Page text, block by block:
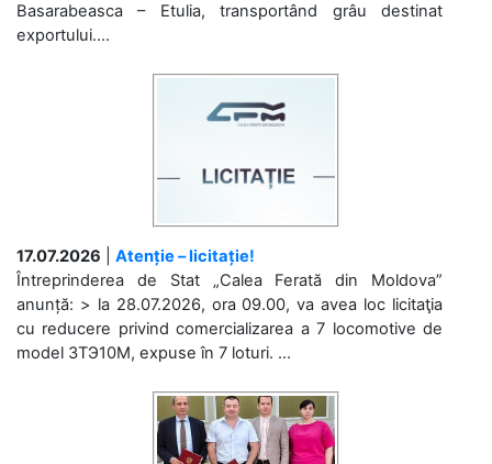
Basarabeasca – Etulia, transportând grâu destinat
exportului....
17.07.2026
Atenție – licitație!
Întreprinderea de Stat „Calea Ferată din Moldova”
anunță: > la 28.07.2026, ora 09.00, va avea loc licitaţia
cu reducere privind comercializarea a 7 locomotive de
model 3ТЭ10М, expuse în 7 loturi. ...